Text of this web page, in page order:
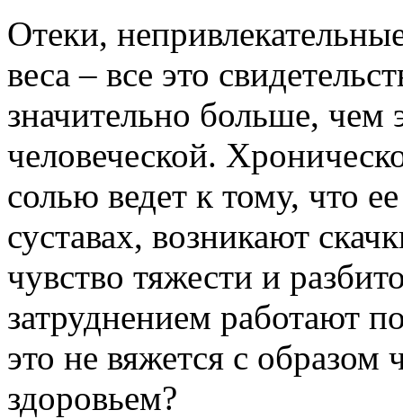
Отеки,
веса – все это
значительно больше, чем
человеческой.
солью ведет к тому, что
суставах, возникают
чувство тяжести и
затруднением работают
это не вяжется с образом
здоровьем?